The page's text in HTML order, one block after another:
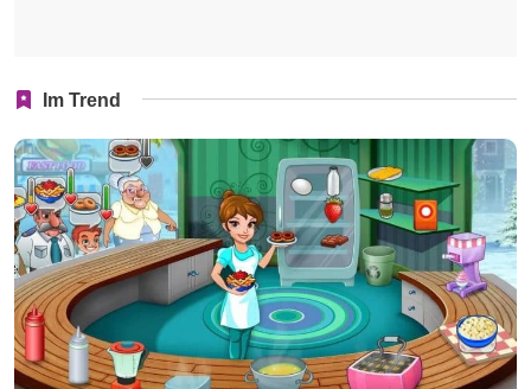
Im Trend